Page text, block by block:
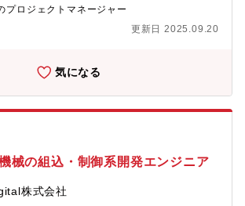
できるよう、福利厚生や研修制度を多数整備
、再雇用制度・教育補助制度は他社と比べても
用補助（関西30万円、関東42万円） ※条件付
金・介助・介護支援金・産休見舞金・介護見
、公募型、自己選択研修）※E-learning、通信
年間1万円）外国語学習費用への補助(年間最
いても、オムロングループ内外のステークホ
ューションの創出や事業の拡大に貢献してい
を身に付け、それらの技術を活用し、お客様の
いけることや、鉄道向けや健康向けサービス
実際にお客様が利用されている状況を身近に
来ます。【部・チームの業務概要】■アセット
取り入れ、迅速かつ低コストで安心・安全な
ための基盤となるアセットの開発を担当■ソリ
お客様のソリューションを実現するために、
と多様なアセットを活用したソリューション
る開発言語・ソフト・装置/機器等】■クラウ
Azure、Google Cloud Platform■言語：
プロジェクトマネージャー
更新日 2025.09.20
気になる
械の組込・制御系開発エンジニア
株式会社